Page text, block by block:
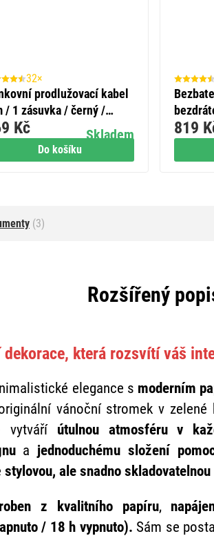
Do košíku
32×
prodlužovací kabel
/ 1 zásuvka / černý /
neopren / 230 V / 1,5
Skladem
Kč
do
819
(3)
Rozšířený
která rozsvítí váš
elegance s moderním
vánoční stromek v
vytváří útulnou atmosféru v
a jednoduchému složení
stylovou, ale snadno
z kvalitního papíru,
/ 18 h vypnuto). Sám se